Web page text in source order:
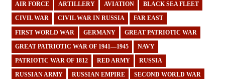
AIR FORCE ARTILLERY AVIATION BLACK SEA FLEET
CIVIL WAR CIVIL WAR IN RUSSIA FAR EAST
FIRST WORLD WAR GERMANY GREAT PATRIOTIC WAR
GREAT PATRIOTIC WAR OF 1941—1945 NAVY
PATRIOTIC WAR OF 1812 RED ARMY RUSSIA
RUSSIAN ARMY RUSSIAN EMPIRE SECOND WORLD WAR